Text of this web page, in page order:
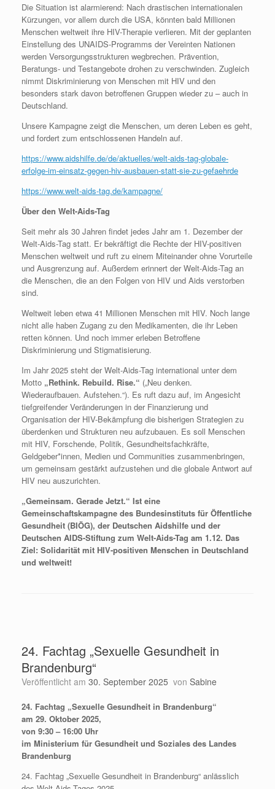
Die Situation ist alarmierend: Nach drastischen internationalen
Kürzungen, vor allem durch die USA, könnten bald Millionen
Menschen weltweit ihre HIV-Therapie verlieren. Mit der geplanten
Einstellung des UNAIDS-Programms der Vereinten Nationen
werden Versorgungsstrukturen wegbrechen. Prävention,
Beratungs- und Testangebote drohen zu verschwinden. Zugleich
nimmt Diskriminierung von Menschen mit HIV und den
besonders stark davon betroffenen Gruppen wieder zu – auch in
Deutschland.
Unsere Kampagne zeigt die Menschen, um deren Leben es geht,
und fordert zum entschlossenen Handeln auf.
https://www.aidshilfe.de/de/aktuelles/welt-aids-tag-globale-
erfolge-im-einsatz-gegen-hiv-ausbauen-statt-sie-zu-gefaehrde
https://www.welt-aids-tag.de/kampagne/
Über den Welt-Aids-Tag
Seit mehr als 30 Jahren findet jedes Jahr am 1. Dezember der
Welt-Aids-Tag statt. Er bekräftigt die Rechte der HIV-positiven
Menschen weltweit und ruft zu einem Miteinander ohne Vorurteile
und Ausgrenzung auf. Außerdem erinnert der Welt-Aids-Tag an
die Menschen, die an den Folgen von HIV und Aids verstorben
sind.
Weltweit leben etwa 41 Millionen Menschen mit HIV. Noch lange
nicht alle haben Zugang zu den Medikamenten, die ihr Leben
retten können. Und noch immer erleben Betroffene
Diskriminierung und Stigmatisierung.
Im Jahr 2025 steht der Welt-Aids-Tag international unter dem
Motto „Rethink. Rebuild. Rise.“ („Neu denken.
Wiederaufbauen. Aufstehen.“). Es ruft dazu auf, im Angesicht
tiefgreifender Veränderungen in der Finanzierung und
Organisation der HIV-Bekämpfung die bisherigen Strategien zu
überdenken und Strukturen neu aufzubauen. Es soll Menschen
mit HIV, Forschende, Politik, Gesundheitsfachkräfte,
Geldgeber*innen, Medien und Communities zusammenbringen,
um gemeinsam gestärkt aufzustehen und die globale Antwort auf
HIV neu auszurichten.
„Gemeinsam. Gerade Jetzt.“ Ist eine
Gemeinschaftskampagne des Bundesinstituts für Öffentliche
Gesundheit (BIÖG), der Deutschen Aidshilfe und der
Deutschen AIDS-Stiftung zum Welt-Aids-Tag am 1.12. Das
Ziel: Solidarität mit HIV-positiven Menschen in Deutschland
und weltweit!
24. Fachtag „Sexuelle Gesundheit in
Brandenburg“
Veröffentlicht am 30. September 2025 von Sabine
24. Fachtag „Sexuelle Gesundheit in Brandenburg“
am 29. Oktober 2025,
von 9:30 – 16:00 Uhr
im Ministerium für Gesundheit und Soziales des Landes
Brandenburg
24. Fachtag „Sexuelle Gesundheit in Brandenburg“ anlässlich